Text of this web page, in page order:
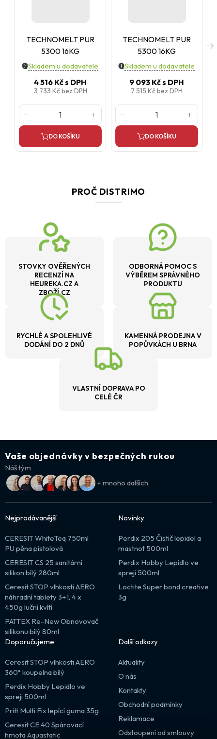
TECHNOMELT PUR
5300 16KG
Skladem u dodavatele
4 516 Kčs DPH
3 733 Kčbez DPH
DO KOŠÍKU
TECHNOMELT PUR
5300 16KG
Skladem u dodavatele
9 093 Kčs DPH
7 515 Kčbez DPH
DO KOŠÍKU
PROČ DISTRIMO
STOVKY OVĚŘENÝCH
RECENZÍ NA
HEUREKA.CZ A
ZBOŽÍ.CZ
ODBORNÁ POMOC S
VÝBĚREM SPRÁVNÉHO
PRODUKTU
RYCHLÉ A SPOLEHLIVÉ
DODÁNÍ DO 2 DNŮ
KAMENNÁ PRODEJNA V
POPŮVKÁCH U BRNA
VLASTNÍ DOPRAVA PO
CELÉ ČR
Vaše objednávky v bezpečných rukou
Náš tým
+ mnoho dalších
Nejprodávanější
CERESIT WhiteTeq 750ml
PU pěna pistolová
CERESIT CS 25 sanitární
silikon bílý 280ml
Ceresit STOP vlhkosti AERO
náhradní tablety 3+1, 4 x
450g luční kvítí
PATTEX Re-New Obnovovač
silikonu bílý 80ml
Novinky
Perdix 205 Čistič lepidel a
mastnot 500ml
Perdix Hobby Lepidlo ve
spreji 500ml
Loctite Super bond creative
3g
Doporučujeme
Ceresit STOP vlhkosti AERO
360° koupelna bílý
Perdix Hobby Lepidlo ve
spreji 500ml
Pritt Multi Fix lepící guma 35g
Ceresit CE 40 Spárovací
hmota Aquastatic
Další odkazy
Aktuality
O nás
Kontakty
Obchodní podmínky
Reklamace
Odstoupení od smlouvy